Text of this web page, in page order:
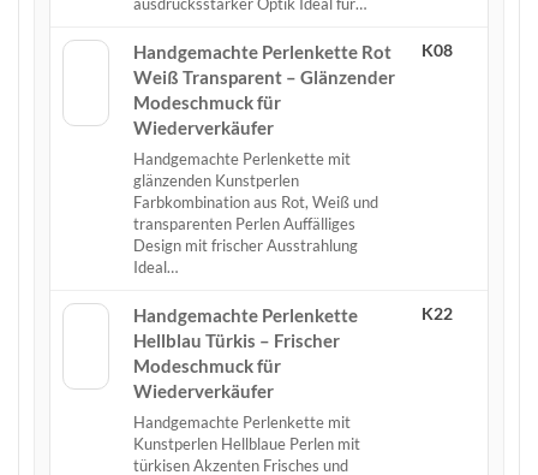
Handgemachte Perlenkette Rot
Weiß Transparent – Glänzender
Modeschmuck für
Wiederverkäufer
Handgemachte Perlenkette mit
glänzenden Kunstperlen
Farbkombination aus Rot, Weiß und
transparenten Perlen Auffälliges
Design mit frischer Ausstrahlung
Ideal…
K08
Handgemachte Perlenkette
Hellblau Türkis – Frischer
Modeschmuck für
Wiederverkäufer
Handgemachte Perlenkette mit
Kunstperlen Hellblaue Perlen mit
türkisen Akzenten Frisches und
K22